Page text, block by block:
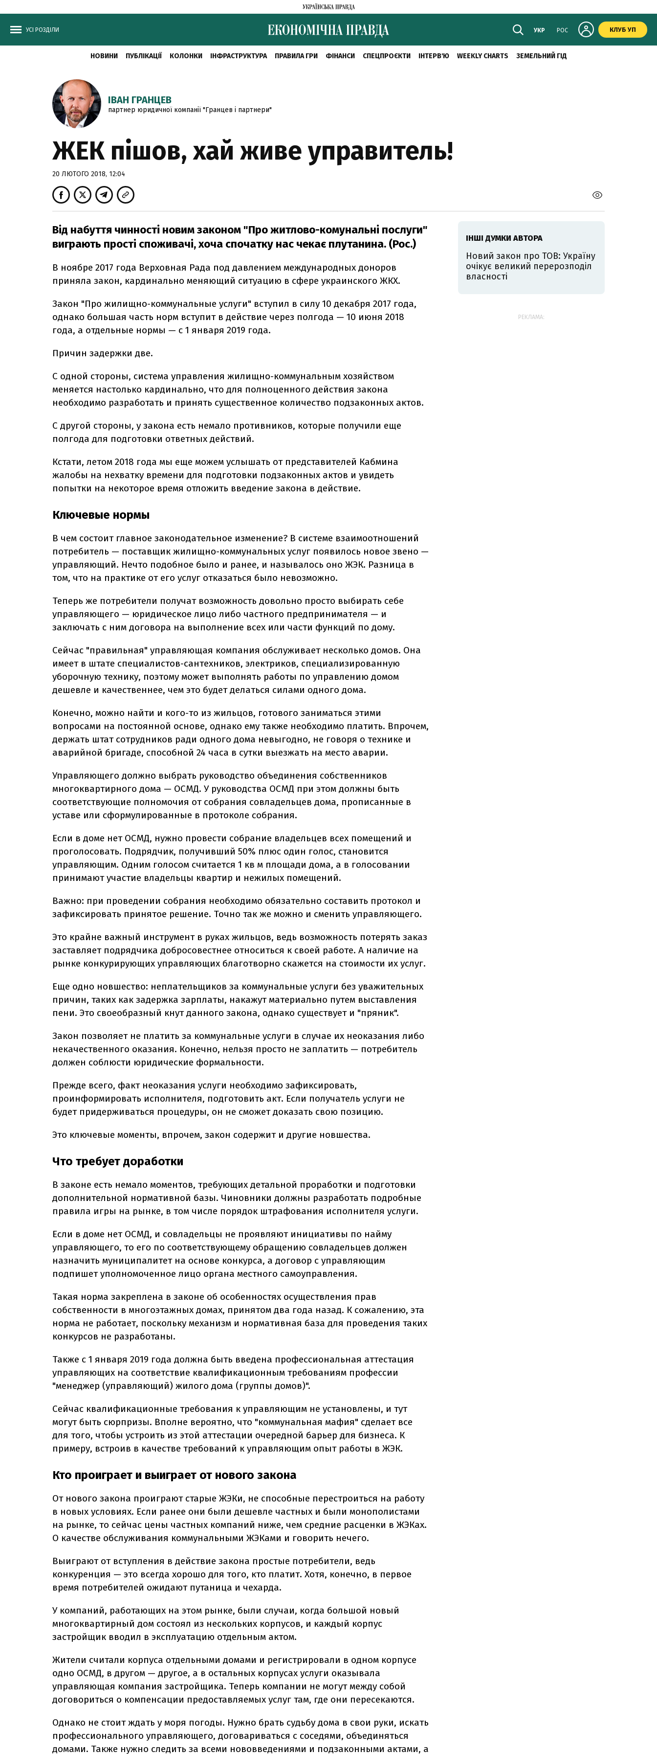
УСІ РОЗДІЛИ УКР РОС КЛУБ УП
НОВИНИ ПУБЛІКАЦІЇ КОЛОНКИ ІНФРАСТРУКТУРА ПРАВИЛА ГРИ ФІНАНСИ СПЕЦПРОЄКТИ ІНТЕРВ'Ю WEEKLY CHARTS ЗЕМЕЛЬНИЙ ГІД
ІВАН ГРАНЦЕВ
партнер юридичної компанії "Гранцев і партнери"
ЖЕК пішов, хай живе управитель!
20 ЛЮТОГО 2018, 12:04
Від набуття чинності новим законом "Про житлово-комунальні послуги"
виграють прості споживачі, хоча спочатку нас чекає плутанина. (Рос.)
В ноябре 2017 года Верховная Рада под давлением международных доноров
приняла закон, кардинально меняющий ситуацию в сфере украинского ЖКХ.
Закон "Про жилищно-коммунальные услуги" вступил в силу 10 декабря 2017 года,
однако большая часть норм вступит в действие через полгода — 10 июня 2018
года, а отдельные нормы — с 1 января 2019 года.
Причин задержки две.
С одной стороны, система управления жилищно-коммунальным хозяйством
меняется настолько кардинально, что для полноценного действия закона
необходимо разработать и принять существенное количество подзаконных актов.
С другой стороны, у закона есть немало противников, которые получили еще
полгода для подготовки ответных действий.
Кстати, летом 2018 года мы еще можем услышать от представителей Кабмина
жалобы на нехватку времени для подготовки подзаконных актов и увидеть
попытки на некоторое время отложить введение закона в действие.
Ключевые нормы
В чем состоит главное законодательное изменение? В системе взаимоотношений
потребитель — поставщик жилищно-коммунальных услуг появилось новое звено —
управляющий. Нечто подобное было и ранее, и называлось оно ЖЭК. Разница в
том, что на практике от его услуг отказаться было невозможно.
Теперь же потребители получат возможность довольно просто выбирать себе
управляющего — юридическое лицо либо частного предпринимателя — и
заключать с ним договора на выполнение всех или части функций по дому.
Сейчас "правильная" управляющая компания обслуживает несколько домов. Она
имеет в штате специалистов-сантехников, электриков, специализированную
уборочную технику, поэтому может выполнять работы по управлению домом
дешевле и качественнее, чем это будет делаться силами одного дома.
Конечно, можно найти и кого-то из жильцов, готового заниматься этими
вопросами на постоянной основе, однако ему также необходимо платить. Впрочем,
держать штат сотрудников ради одного дома невыгодно, не говоря о технике и
аварийной бригаде, способной 24 часа в сутки выезжать на место аварии.
Управляющего должно выбрать руководство объединения собственников
многоквартирного дома — ОСМД. У руководства ОСМД при этом должны быть
соответствующие полномочия от собрания совладельцев дома, прописанные в
уставе или сформулированные в протоколе собрания.
Если в доме нет ОСМД, нужно провести собрание владельцев всех помещений и
проголосовать. Подрядчик, получивший 50% плюс один голос, становится
управляющим. Одним голосом считается 1 кв м площади дома, а в голосовании
принимают участие владельцы квартир и нежилых помещений.
Важно: при проведении собрания необходимо обязательно составить протокол и
зафиксировать принятое решение. Точно так же можно и сменить управляющего.
Это крайне важный инструмент в руках жильцов, ведь возможность потерять заказ
заставляет подрядчика добросовестнее относиться к своей работе. А наличие на
рынке конкурирующих управляющих благотворно скажется на стоимости их услуг.
Еще одно новшество: неплательщиков за коммунальные услуги без уважительных
причин, таких как задержка зарплаты, накажут материально путем выставления
пени. Это своеобразный кнут данного закона, однако существует и "пряник".
Закон позволяет не платить за коммунальные услуги в случае их неоказания либо
некачественного оказания. Конечно, нельзя просто не заплатить — потребитель
должен соблюсти юридические формальности.
Прежде всего, факт неоказания услуги необходимо зафиксировать,
проинформировать исполнителя, подготовить акт. Если получатель услуги не
будет придерживаться процедуры, он не сможет доказать свою позицию.
Это ключевые моменты, впрочем, закон содержит и другие новшества.
Что требует доработки
В законе есть немало моментов, требующих детальной проработки и подготовки
дополнительной нормативной базы. Чиновники должны разработать подробные
правила игры на рынке, в том числе порядок штрафования исполнителя услуги.
Если в доме нет ОСМД, и совладельцы не проявляют инициативы по найму
управляющего, то его по соответствующему обращению совладельцев должен
назначить муниципалитет на основе конкурса, а договор с управляющим
подпишет уполномоченное лицо органа местного самоуправления.
Такая норма закреплена в законе об особенностях осуществления прав
собственности в многоэтажных домах, принятом два года назад. К сожалению, эта
норма не работает, поскольку механизм и нормативная база для проведения таких
конкурсов не разработаны.
Также с 1 января 2019 года должна быть введена профессиональная аттестация
управляющих на соответствие квалификационным требованиям профессии
"менеджер (управляющий) жилого дома (группы домов)".
Сейчас квалификационные требования к управляющим не установлены, и тут
могут быть сюрпризы. Вполне вероятно, что "коммунальная мафия" сделает все
для того, чтобы устроить из этой аттестации очередной барьер для бизнеса. К
примеру, встроив в качестве требований к управляющим опыт работы в ЖЭК.
Кто проиграет и выиграет от нового закона
От нового закона проиграют старые ЖЭКи, не способные перестроиться на работу
в новых условиях. Если ранее они были дешевле частных и были монополистами
на рынке, то сейчас цены частных компаний ниже, чем средние расценки в ЖЭКах.
О качестве обслуживания коммунальными ЖЭКами и говорить нечего.
Выиграют от вступления в действие закона простые потребители, ведь
конкуренция — это всегда хорошо для того, кто платит. Хотя, конечно, в первое
время потребителей ожидают путаница и чехарда.
У компаний, работающих на этом рынке, были случаи, когда большой новый
многоквартирный дом состоял из нескольких корпусов, и каждый корпус
застройщик вводил в эксплуатацию отдельным актом.
Жители считали корпуса отдельными домами и регистрировали в одном корпусе
одно ОСМД, в другом — другое, а в остальных корпусах услуги оказывала
управляющая компания застройщика. Теперь компании не могут между собой
договориться о компенсации предоставляемых услуг там, где они пересекаются.
Однако не стоит ждать у моря погоды. Нужно брать судьбу дома в свои руки, искать
профессионального управляющего, договариваться с соседями, объединяться
домами. Также нужно следить за всеми нововведениями и подзаконными актами, а
ІНШІ ДУМКИ АВТОРА
Новий закон про ТОВ: Україну
очікує великий перерозподіл
власності
РЕКЛАМА: